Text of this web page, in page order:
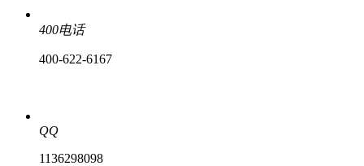
400电话
400-622-6167
QQ
1136298098